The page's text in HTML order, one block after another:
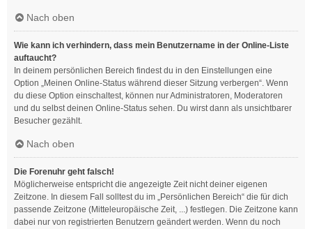
Nach oben
Wie kann ich verhindern, dass mein Benutzername in der Online-Liste
auftaucht?
In deinem persönlichen Bereich findest du in den Einstellungen eine
Option „Meinen Online-Status während dieser Sitzung verbergen“. Wenn
du diese Option einschaltest, können nur Administratoren, Moderatoren
und du selbst deinen Online-Status sehen. Du wirst dann als unsichtbarer
Besucher gezählt.
Nach oben
Die Forenuhr geht falsch!
Möglicherweise entspricht die angezeigte Zeit nicht deiner eigenen
Zeitzone. In diesem Fall solltest du im „Persönlichen Bereich“ die für dich
passende Zeitzone (Mitteleuropäische Zeit, ...) festlegen. Die Zeitzone kann
dabei nur von registrierten Benutzern geändert werden. Wenn du noch